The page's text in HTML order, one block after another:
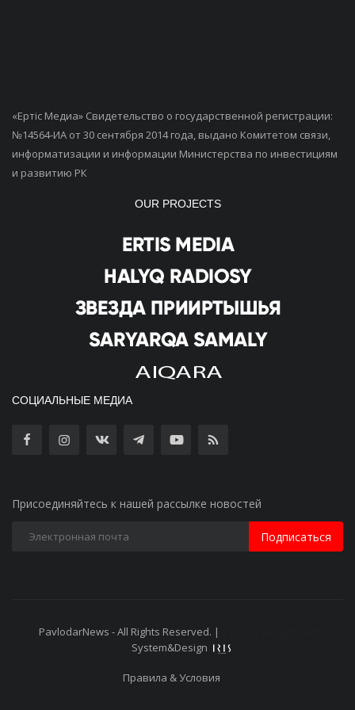
«Ертiс Медиа» Свидетельство о государственной регистрации:
№14564-ИА от 30 сентября 2014 года, выдано Комитетом связи,
информатизации и информации Министерства по инвестициям
и развитию РК
OUR PROJECTS
СОЦИАЛЬНЫЕ МЕДИА
Присоединяйтесь к нашей рассылке новостей
Подписаться
PavlodarNews - All Rights Reserved. |
System&Design
Правила & Условия